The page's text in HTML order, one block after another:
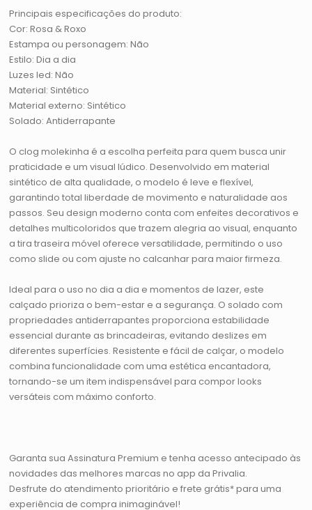
Principais especificações do produto:
Cor: Rosa & Roxo
Estampa ou personagem: Não
Estilo: Dia a dia
Luzes led: Não
Material: Sintético
Material externo: Sintético
Solado: Antiderrapante
O clog molekinha é a escolha perfeita para quem busca unir
praticidade e um visual lúdico. Desenvolvido em material
sintético de alta qualidade, o modelo é leve e flexível,
garantindo total liberdade de movimento e naturalidade aos
passos. Seu design moderno conta com enfeites decorativos e
detalhes multicoloridos que trazem alegria ao visual, enquanto
a tira traseira móvel oferece versatilidade, permitindo o uso
como slide ou com ajuste no calcanhar para maior firmeza.
Ideal para o uso no dia a dia e momentos de lazer, este
calçado prioriza o bem-estar e a segurança. O solado com
propriedades antiderrapantes proporciona estabilidade
essencial durante as brincadeiras, evitando deslizes em
diferentes superfícies. Resistente e fácil de calçar, o modelo
combina funcionalidade com uma estética encantadora,
tornando-se um item indispensável para compor looks
versáteis com máximo conforto.
Garanta sua Assinatura Premium e tenha acesso antecipado às
novidades das melhores marcas no app da Privalia.
Desfrute do atendimento prioritário e frete grátis* para uma
experiência de compra inimaginável!